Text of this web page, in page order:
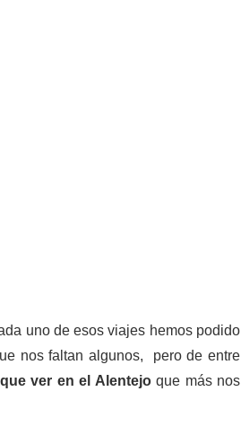
uno de esos viajes hemos podido
nos faltan algunos, pero de entre
que ver en el Alentejoque más nos